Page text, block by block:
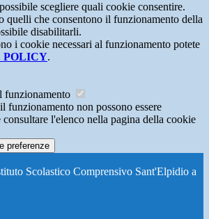
scegliere quali cookie consentire.
quelli che consentono il funzionamento della
disabilitarli.
i cookie necessari al funzionamento potete
POLICY.
funzionamento
funzionamento non possono essere
l'elenco nella pagina della cookie
preferenze
Scolastico Comprensivo Sant'Elpidio a